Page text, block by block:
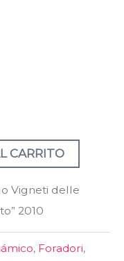
CARRITO
Vigneti delle
2010
, Foradori,